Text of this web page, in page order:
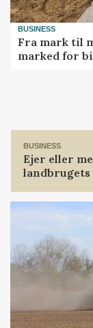
BUSINESS
Fra mark til
marked for
BUSINESS
Ejer eller